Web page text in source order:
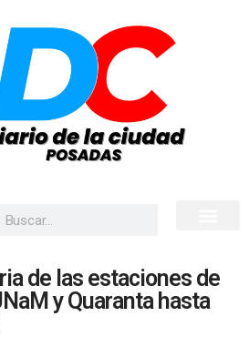
de las estaciones de
y Quaranta hasta